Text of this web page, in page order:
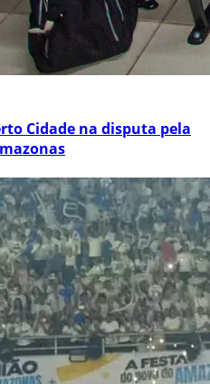
Cidade na disputa pela